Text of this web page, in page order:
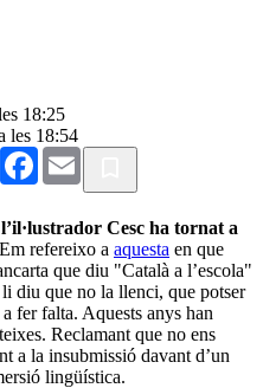
18:25
les 18:54
LinkedInFacebook
Email
Cesc ha tornat a
Em refereixo a aquesta en que
que diu "Català a l’escola"
diu que no la llenci, que potser
fer falta. Aquests anys han
Reclamant que no ens
a la insubmissió davant d’un
lingüística.